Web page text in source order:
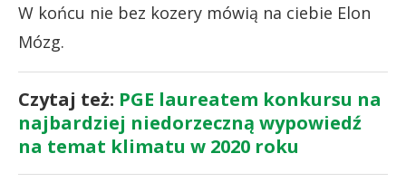
W końcu nie bez kozery mówią na ciebie Elon
Mózg.
Czytaj też: PGE laureatem konkursu na
najbardziej niedorzeczną wypowiedź
na temat klimatu w 2020 roku